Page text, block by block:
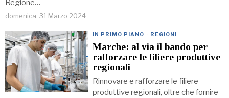
Regione…
domenica, 31 Marzo 2024
IN PRIMO PIANO · REGIONI
Marche: al via il bando per
rafforzare le filiere produttive
regionali
Rinnovare e rafforzare le filiere
produttive regionali, oltre che fornire